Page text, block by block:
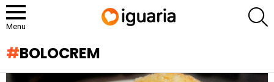
Menu
BOLOCREM